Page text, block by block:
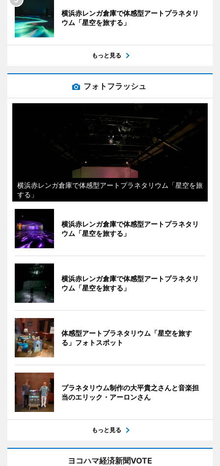
横浜赤レンガ倉庫で体感型アートプラネタリ
ウム「星空を旅する」
もっと見る
フォトフラッシュ
横浜赤レンガ倉庫で体感型アートプラネタリウム「星空を旅
する」
横浜赤レンガ倉庫で体感型アートプラネタリ
ウム「星空を旅する」
横浜赤レンガ倉庫で体感型アートプラネタリ
ウム「星空を旅する」
体感型アートプラネタリウム「星空を旅す
る」フォトスポット
プラネタリウム制作の大平貴之さんと音楽担
当のエリック・アーロンさん
もっと見る
ヨコハマ経済新聞VOTE